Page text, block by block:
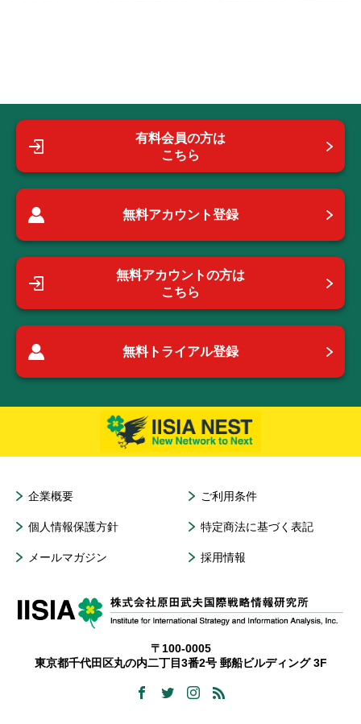
有料会員の方は
こちら
無料アカウント登録
無料アカウントの方は
こちら
無料トライアル登録
企業概要 ご利用条件
個人情報保護方針 特定商法に基づく表記
メールマガジン 採用情報
〒100-0005
東京都千代田区丸の内二丁目3番2号 郵船ビルディング 3F